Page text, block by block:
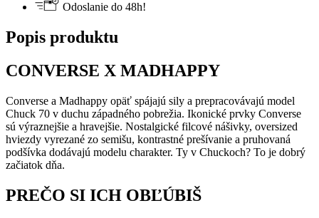
Odoslanie do 48h!
Popis produktu
CONVERSE X MADHAPPY
Converse a Madhappy opäť spájajú sily a prepracovávajú model
Chuck 70 v duchu západného pobrežia. Ikonické prvky Converse
sú výraznejšie a hravejšie. Nostalgické filcové nášivky, oversized
hviezdy vyrezané zo semišu, kontrastné prešívanie a pruhovaná
podšívka dodávajú modelu charakter. Ty v Chuckoch? To je dobrý
začiatok dňa.
PREČO SI ICH OBĽÚBIŠ